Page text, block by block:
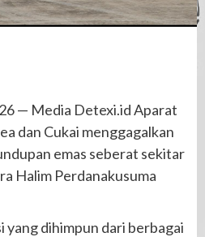
— Media Detexi.id Aparat
dan Cukai menggagalkan
emas seberat sekitar
Halim Perdanakusuma
yang dihimpun dari berbagai